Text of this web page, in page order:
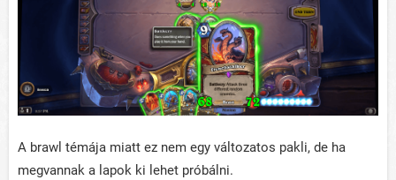
A brawl témája miatt ez nem egy változatos pakli, de ha
megvannak a lapok ki lehet próbálni.